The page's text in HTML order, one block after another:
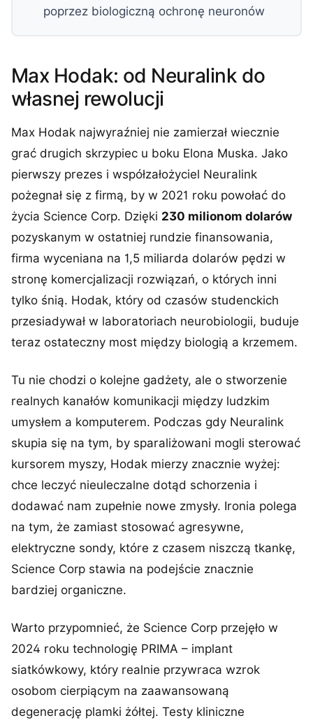
poprzez biologiczną ochronę neuronów
Max Hodak: od Neuralink do
własnej rewolucji
Max Hodak najwyraźniej nie zamierzał wiecznie
grać drugich skrzypiec u boku Elona Muska. Jako
pierwszy prezes i współzałożyciel Neuralink
pożegnał się z firmą, by w 2021 roku powołać do
życia Science Corp. Dzięki 230 milionom dolarów
pozyskanym w ostatniej rundzie finansowania,
firma wyceniana na 1,5 miliarda dolarów pędzi w
stronę komercjalizacji rozwiązań, o których inni
tylko śnią. Hodak, który od czasów studenckich
przesiadywał w laboratoriach neurobiologii, buduje
teraz ostateczny most między biologią a krzemem.
Tu nie chodzi o kolejne gadżety, ale o stworzenie
realnych kanałów komunikacji między ludzkim
umysłem a komputerem. Podczas gdy Neuralink
skupia się na tym, by sparaliżowani mogli sterować
kursorem myszy, Hodak mierzy znacznie wyżej:
chce leczyć nieuleczalne dotąd schorzenia i
dodawać nam zupełnie nowe zmysły. Ironia polega
na tym, że zamiast stosować agresywne,
elektryczne sondy, które z czasem niszczą tkankę,
Science Corp stawia na podejście znacznie
bardziej organiczne.
Warto przypomnieć, że Science Corp przejęło w
2024 roku technologię PRIMA – implant
siatkówkowy, który realnie przywraca wzrok
osobom cierpiącym na zaawansowaną
degenerację plamki żółtej. Testy kliniczne